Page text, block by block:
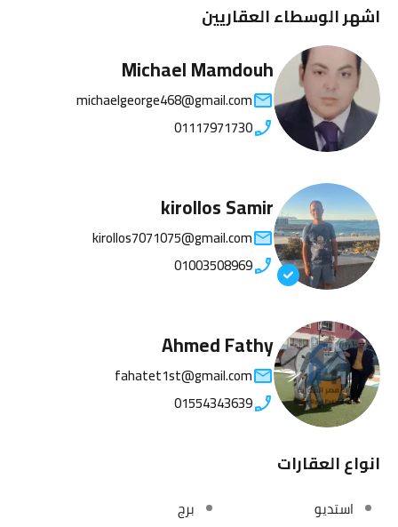
اشهر الوسطاء العقاريين
Michael Mamdouh
michaelgeorge468@gmail.com
01117971730
kirollos Samir
kirollos7071075@gmail.com
01003508969
Ahmed Fathy
fahatet1st@gmail.com
01554343639
انواع العقارات
استديو
برج